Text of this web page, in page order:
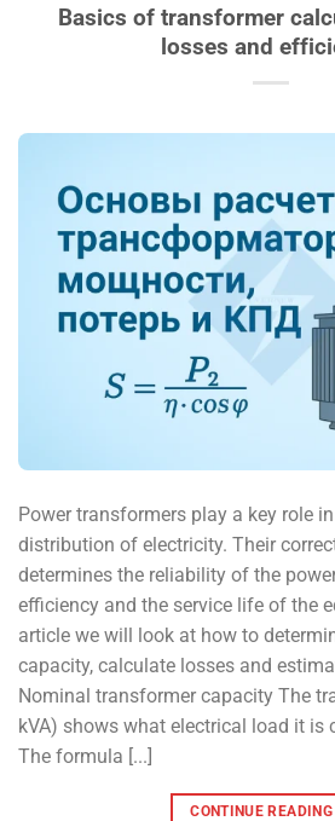
Basics of transformer
losses and
Power transformers play a key role
distribution of electricity. Their
determines the reliability of the
efficiency and the service life of the
article we will look at how to
capacity, calculate losses and
Nominal transformer capacity The
kVA) shows what electrical load it is
The formula [...]
CONTINUE READING